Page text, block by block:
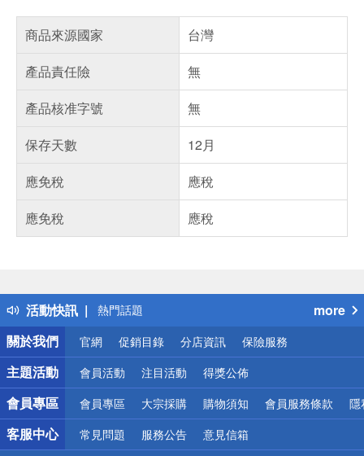
商品來源國家
台灣
產品責任險
無
產品核准字號
無
保存天數
12月
應免稅
應稅
應免稅
應稅
活動快訊
得獎公告
熱門話題
銀行優惠
偏遠地區配送
詐騙網頁！請小心！
more
關於我們
官網 促銷目錄 分店資訊 保險服務
主題活動 會員活動 注目活動 得獎公佈
會員專區 會員專區 大宗採購 購物須知 會員服務條款 隱
客服中心 常見問題 服務公告 意見信箱